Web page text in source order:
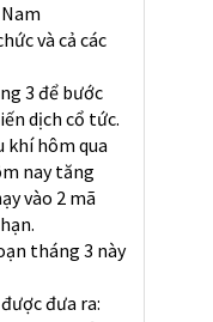
và cả các
3 để bước
dịch cổ tức.
khí hôm qua
nay tăng
vào 2 mã
tháng 3 này
đưa ra: